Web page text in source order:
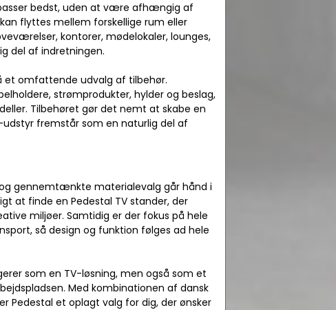
bedst, uden at være afhængig af
flyttes mellem forskellige rum eller
kontorer, mødelokaler, lounges,
del af indretningen.
et omfattende udvalg af tilbehør.
strømprodukter, hylder og beslag,
Tilbehøret gør det nemt at skabe en
udstyr fremstår som en naturlig del af
gennemtænkte materialevalg går hånd i
at finde en Pedestal TV stander, der
miljøer. Samtidig er der fokus på hele
så design og funktion følges ad hele
som en TV-løsning, men også som et
Med kombinationen af dansk
Pedestal et oplagt valg for dig, der ønsker